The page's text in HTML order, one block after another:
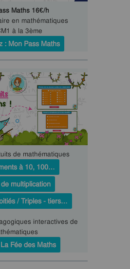
Maths 16€/h
en mathématiques
à la 3ème
: Mon Pass Maths
de mathématiques
à 10, 100…
multiplication
/ Triples - tiers…
interactives de
Fée des Maths